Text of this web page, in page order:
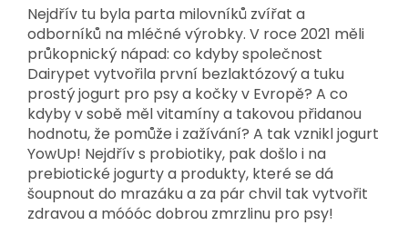
Nejdřív tu byla parta milovníků zvířat a
odborníků na mléčné výrobky. V roce 2021 měli
průkopnický nápad: co kdyby společnost
Dairypet vytvořila první bezlaktózový a tuku
prostý jogurt pro psy a kočky v Evropě? A co
kdyby v sobě měl vitamíny a takovou přidanou
hodnotu, že pomůže i zažívání? A tak vznikl jogurt
YowUp! Nejdřív s probiotiky, pak došlo i na
prebiotické jogurty a produkty, které se dá
šoupnout do mrazáku a za pár chvil tak vytvořit
zdravou a móóóc dobrou zmrzlinu pro psy!